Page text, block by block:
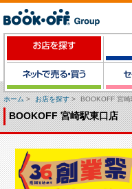
ホーム> お店を探す> BOOKOFF 宮崎
BOOKOFF 宮崎駅東口店